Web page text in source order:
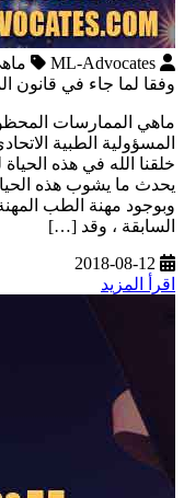
ML-Advocates
وفقا لما جاء في قانون
ماهي الممارسات
خلقنا الله في هذه
يحدث ما يشوب هذه
وبوجود مهنة الطب المهنة
السابقة ، وقد […]
2018-08-12
اقرأ المزيد